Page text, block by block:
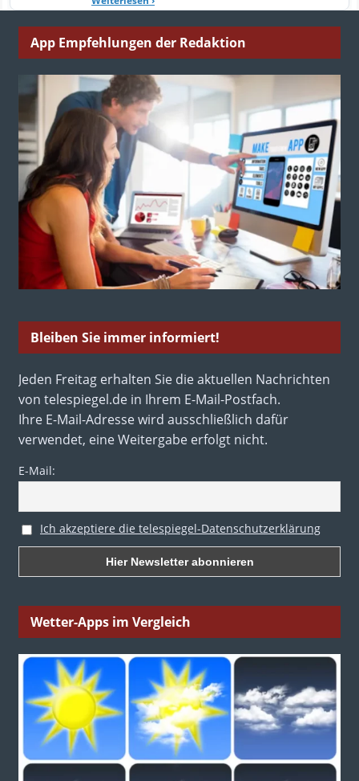
App Empfehlungen der Redaktion
Bleiben Sie immer informiert!
Jeden Freitag erhalten Sie die aktuellen Nachrichten
von telespiegel.de in Ihrem E-Mail-Postfach.
Ihre E-Mail-Adresse wird ausschließlich dafür
verwendet, eine Weitergabe erfolgt nicht.
E-Mail:
Ich akzeptiere die telespiegel-Datenschutzerklärung
Wetter-Apps im Vergleich